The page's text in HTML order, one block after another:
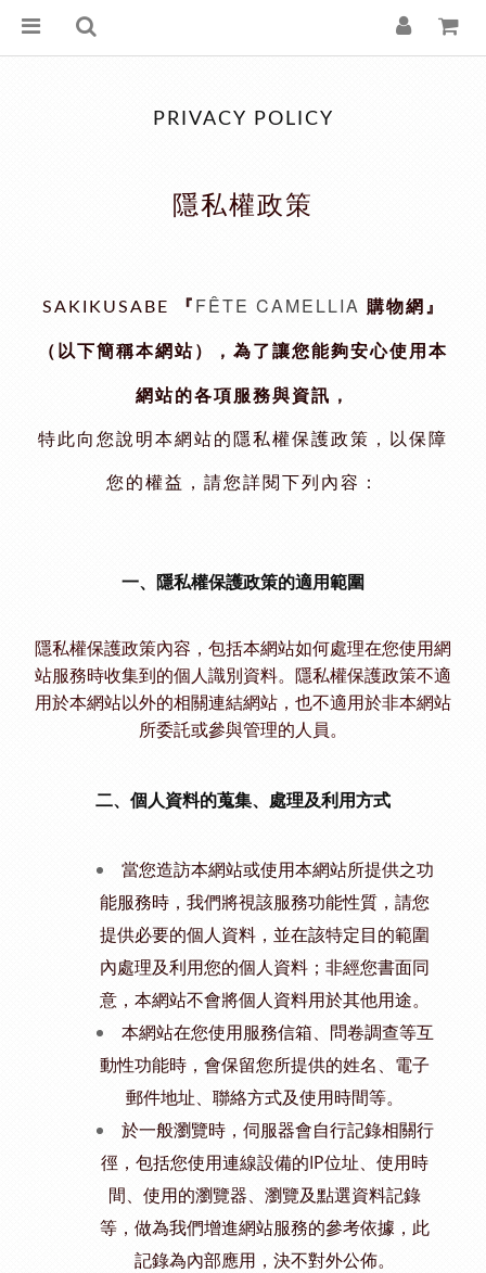
PRIVACY POLICY
隱私權政策
SAKIKUSABE 『FÊTE CAMELLIA 購物網』
（以下簡稱本網站），為了讓您能夠安心使用本
網站的各項服務與資訊，
特此向您說明本網站的隱私權保護政策，以保障
您的權益，請您詳閱下列內容：
一、隱私權保護政策的適用範圍
隱私權保護政策內容，包括本網站如何處理在您使用網
站服務時收集到的個人識別資料。隱私權保護政策不適
用於本網站以外的相關連結網站，也不適用於非本網站
所委託或參與管理的人員。
二、個人資料的蒐集、處理及利用方式
當您造訪本網站或使用本網站所提供之功
能服務時，我們將視該服務功能性質，請您
提供必要的個人資料，並在該特定目的範圍
內處理及利用您的個人資料；非經您書面同
意，本網站不會將個人資料用於其他用途。
本網站在您使用服務信箱、問卷調查等互
動性功能時，會保留您所提供的姓名、電子
郵件地址、聯絡方式及使用時間等。
於一般瀏覽時，伺服器會自行記錄相關行
徑，包括您使用連線設備的IP位址、使用時
間、使用的瀏覽器、瀏覽及點選資料記錄
等，做為我們增進網站服務的參考依據，此
記錄為內部應用，決不對外公佈。